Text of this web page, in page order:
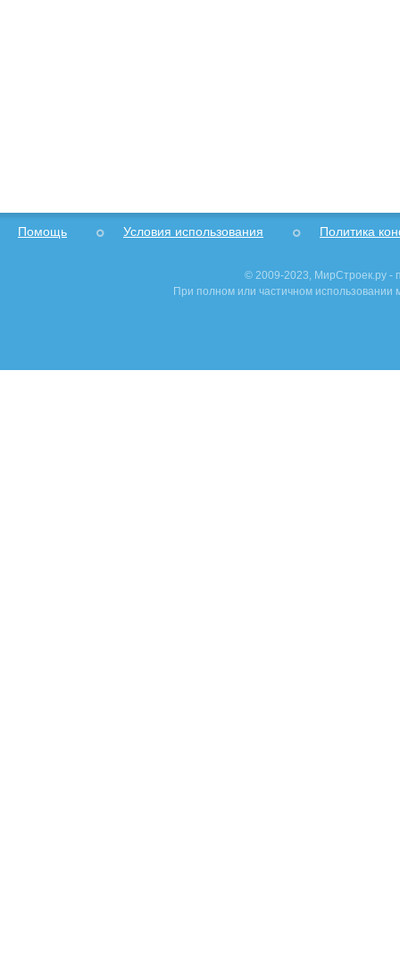
Помощь Условия использования Политика
© 2009-2023, МирСтроек.ру -
При полном или частичном использовании